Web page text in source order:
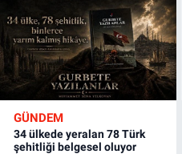
GÜNDEM
34 ülkede yeralan 78 Türk
şehitliği belgesel oluyor